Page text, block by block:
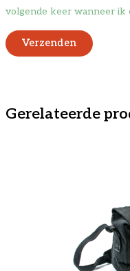
volgende keer wanneer ik
Gerelateerde